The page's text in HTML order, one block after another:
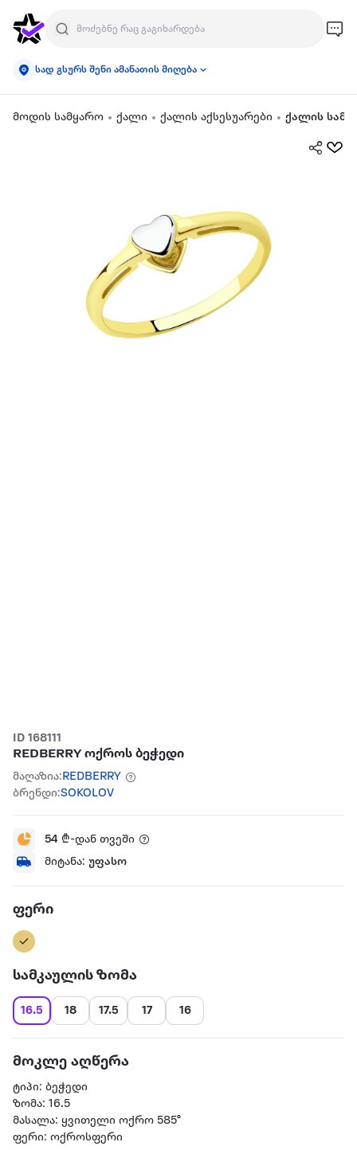
სად გსურს შენი ამანათის მიღება
მოდის სამყარო ქალი ქალის აქსესუარები ქალის
ID 168111
REDBERRY ოქროს ბეჭედი
მაღაზია:REDBERRY
ბრენდი:SOKOLOV
54 ₾-დან თვეში
მიტანა: უფასო
ფერი
სამკაულის ზომა
16.5 18 17.5 17 16
მოკლე აღწერა
ტიპი: ბეჭედი
ზომა: 16.5
მასალა: ყვითელი ოქრო 585°
ფერი: ოქროსფერი